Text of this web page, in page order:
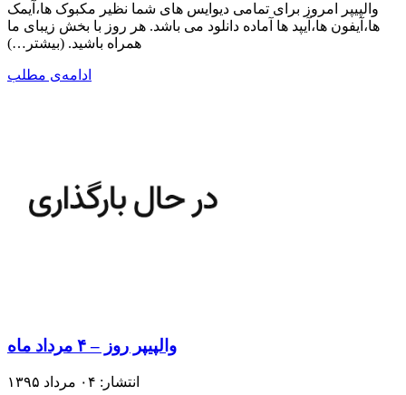
والپیپر امروز برای تمامی دیوایس های شما نظیر مکبوک ها،آیمک
ها،آیفون ها،آیپد ها آماده دانلود می باشد. هر روز با بخش زیبای ما
همراه باشید.​ (بیشتر…)
ادامه‌ی مطلب
والپیپر روز – ۴ مرداد ماه
انتشار: ۰۴ مرداد ۱۳۹۵